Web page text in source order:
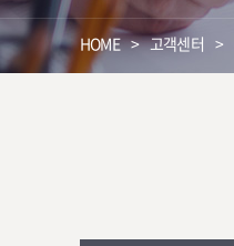
HOME 고객센터